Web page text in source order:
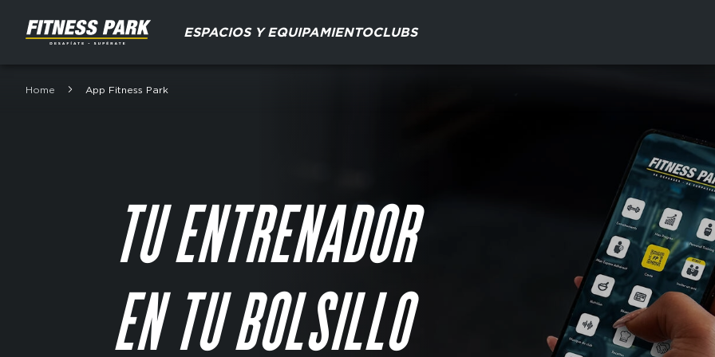
contenu
menu
ESPACIOS Y EQUIPAMIENTOCLUBS
Fil
Home App Fitness Park
TU ENTRENADOR
EN TU BOLSILLO